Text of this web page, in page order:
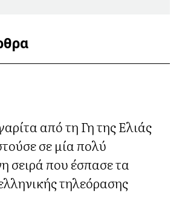
από τη Γη της Ελιάς
σε μία πολύ
σειρά που έσπασε τα
τηλεόρασης